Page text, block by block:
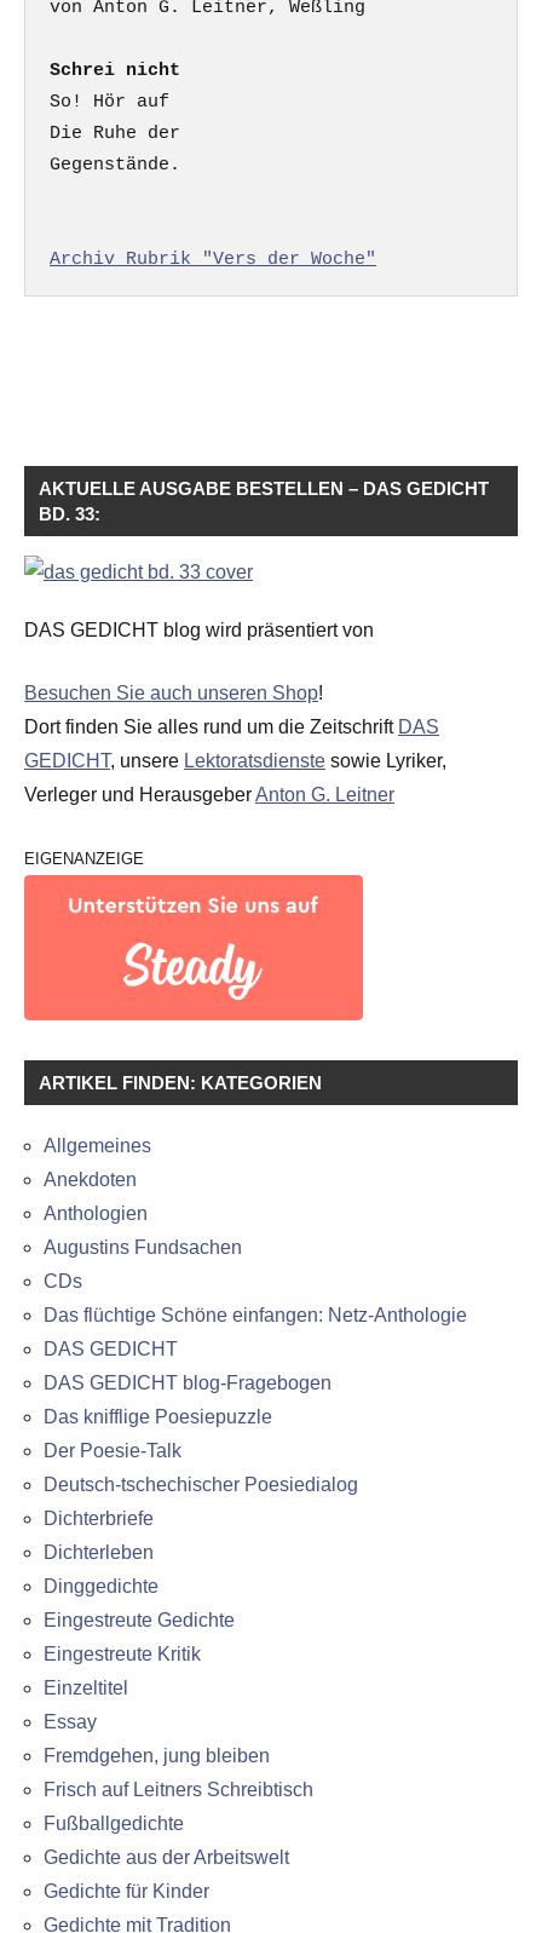
Schrei nicht
So! Hör auf
Die Ruhe der
Gegenstände.
Archiv Rubrik "Vers der Woche"
AKTUELLE AUSGABE BESTELLEN – DAS GEDICHT
BD. 33:
DAS GEDICHT blog wird präsentiert von
Besuchen Sie auch unseren Shop!
Dort finden Sie alles rund um die Zeitschrift DAS
GEDICHT, unsere Lektoratsdienste sowie Lyriker,
Verleger und HerausgeberAnton G. Leitner
EIGENANZEIGE
ARTIKEL FINDEN: KATEGORIEN
Allgemeines
Anekdoten
Anthologien
Augustins Fundsachen
CDs
Das flüchtige Schöne einfangen: Netz-Anthologie
DAS GEDICHT
DAS GEDICHT blog-Fragebogen
Das knifflige Poesiepuzzle
Der Poesie-Talk
Deutsch-tschechischer Poesiedialog
Dichterbriefe
Dichterleben
Dinggedichte
Eingestreute Gedichte
Eingestreute Kritik
Einzeltitel
Essay
Fremdgehen, jung bleiben
Frisch auf Leitners Schreibtisch
Fußballgedichte
Gedichte aus der Arbeitswelt
Gedichte für Kinder
Gedichte mit Tradition